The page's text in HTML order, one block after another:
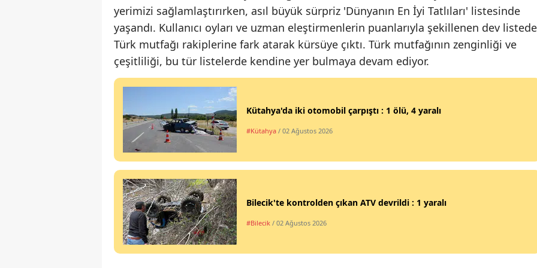
Malatya
Manisa
Kahramanmaraş
Muğla
Nevşehir
yerimizi sağlamlaştırırken, asıl büyük sürpriz 'Dünyanın En İyi Tatlıları' listesinde
yaşandı. Kullanıcı oyları ve uzman eleştirmenlerin puanlarıyla şekillenen dev listede
Türk mutfağı rakiplerine fark atarak kürsüye çıktı. Türk mutfağının zenginliği ve
çeşitliliği, bu tür listelerde kendine yer bulmaya devam ediyor.
Kütahya'da iki otomobil çarpıştı : 1 ölü, 4 yaralı
#Kütahya / 02 Ağustos 2026
Bilecik'te kontrolden çıkan ATV devrildi : 1 yaralı
#Bilecik / 02 Ağustos 2026